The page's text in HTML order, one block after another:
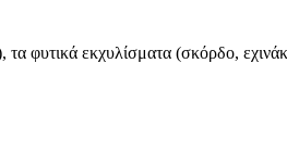
φυτικά εκχυλίσματα (σκόρδο,